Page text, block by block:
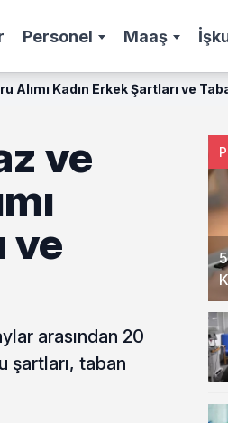
Personel Maaş
Kadın Erkek Şartları ve
ve
ve
arasından 20
şartları, taban